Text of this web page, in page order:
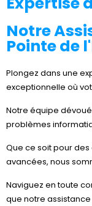
Notre
Pointe de
Plongez dans une
exceptionnelle où
Notre équipe
problèmes
Que ce soit pour
avancées, nous
Naviguez en toute
que notre